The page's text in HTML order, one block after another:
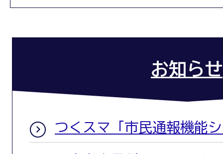
お知らせ
つくスマ「市民通報機能